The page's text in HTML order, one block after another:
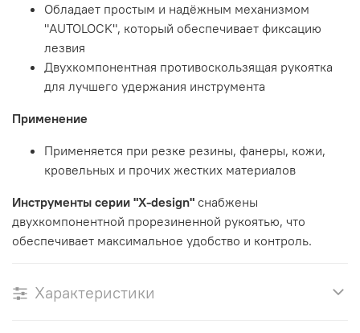
Обладает простым и надёжным механизмом
"AUTOLOCK", который обеспечивает фиксацию
лезвия
Двухкомпонентная противоскользящая рукоятка
для лучшего удержания инструмента
Применение
Применяется при резке резины, фанеры, кожи,
кровельных и прочих жестких материалов
Инструменты серии "X-design" снабжены
двухкомпонентной прорезиненной рукоятью, что
обеспечивает максимальное удобство и контроль.
Характеристики